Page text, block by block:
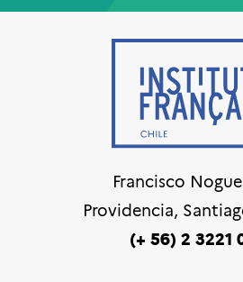
Francisco
Providencia,
(+ 56) 2 3221